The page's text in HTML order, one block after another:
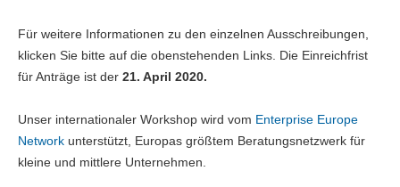
Für weitere Informationen zu den einzelnen Ausschreibungen,
klicken Sie bitte auf die obenstehenden Links. Die Einreichfrist
für Anträge ist der 21. April 2020.
Unser internationaler Workshop wird vom Enterprise Europe
Network unterstützt, Europas größtem Beratungsnetzwerk für
kleine und mittlere Unternehmen.